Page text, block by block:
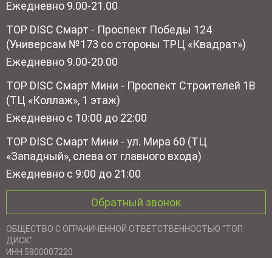
Ежедневно 9.00-21.00
TOP DISC Смарт - Проспект Победы 124
(Универсам №173 со стороны ТРЦ «Квадрат»)
Ежедневно 9.00-20.00
TOP DISC Смарт Мини - Проспект Строителей 1В
(ТЦ «Коллаж», 1 этаж)
Ежедневно с 10:00 до 22:00
TOP DISC Смарт Мини - ул. Мира 60 (ТЦ
«Западный», слева от главного входа)
Ежедневно с 9:00 до 21:00
Обратный звонок
ОБЩЕСТВО С ОГРАНИЧЕННОЙ ОТВЕТСТВЕННОСТЬЮ "ТОП
ДИСК"
ИНН 5800007220